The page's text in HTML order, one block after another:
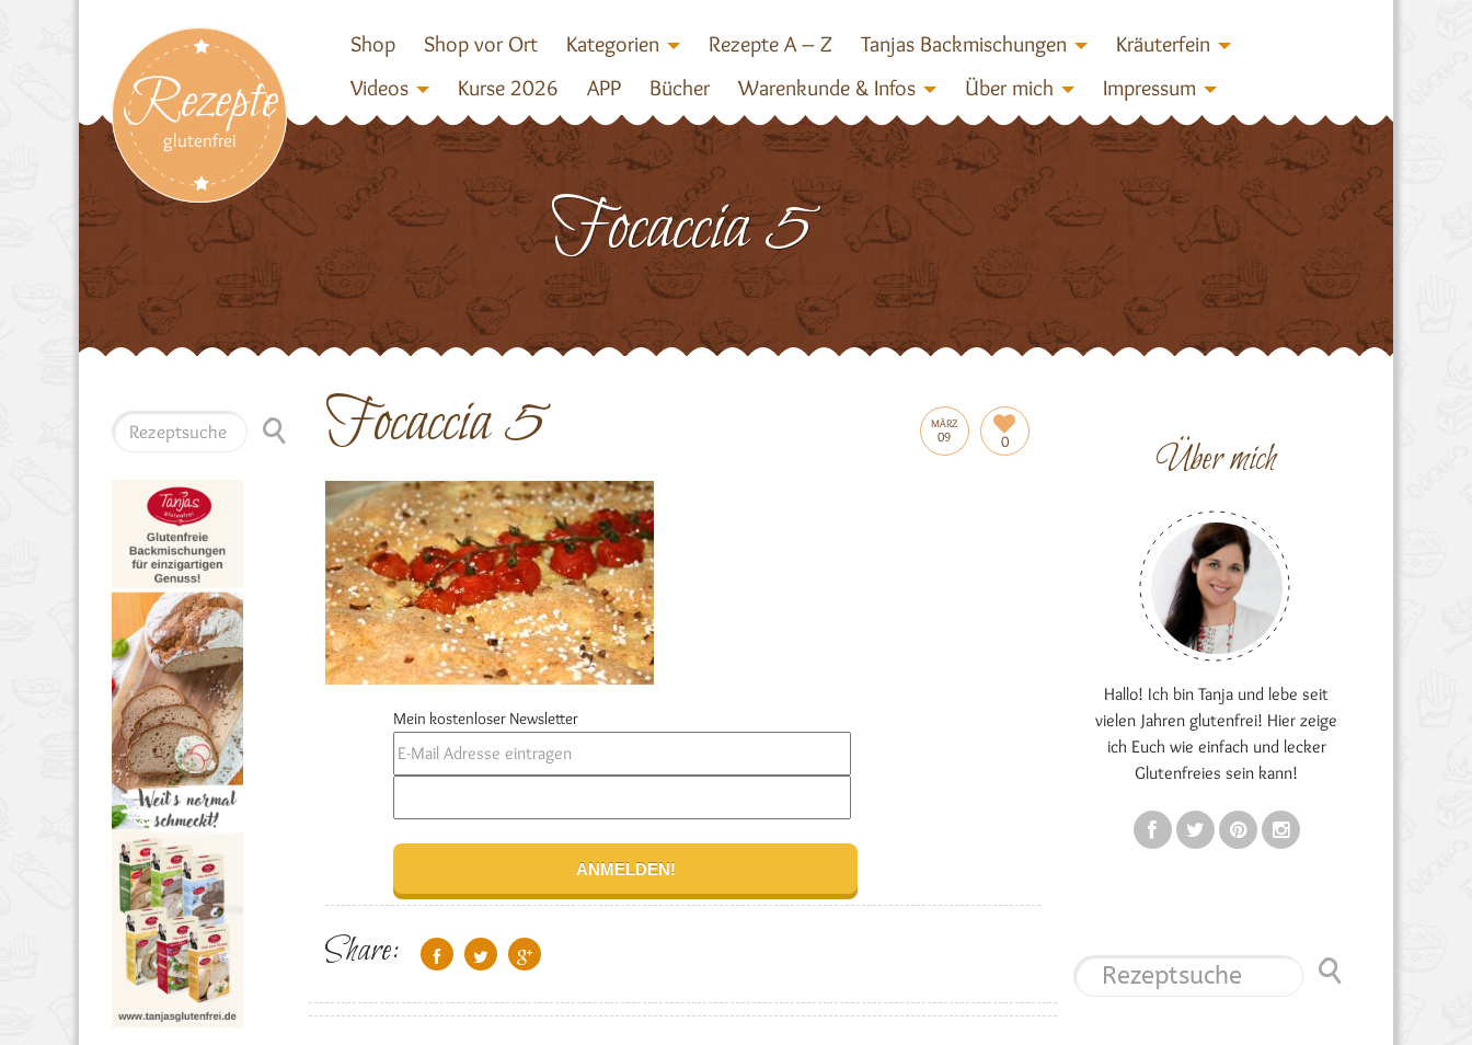
Rezepte
glutenfrei
Shop Shop vor Ort Kategorien Rezepte A – Z Tanjas Backmischungen
Kräuterfein
Videos
Kurse 2026 APP Bücher Warenkunde & Infos Über mich Impressum
Focaccia 5
MÄRZ
09 0
Focaccia 5
Mein kostenloser Newsletter
Share:
Über mich
Hallo! Ich bin Tanja und lebe seit
vielen Jahren glutenfrei! Hier zeige
ich Euch wie einfach und lecker
Glutenfreies sein kann!